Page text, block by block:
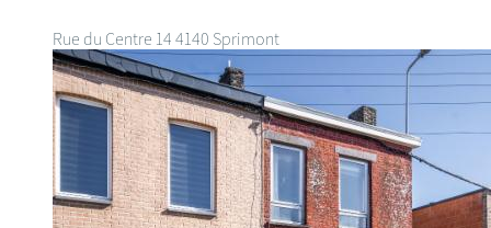
Rue du Centre 14 4140 Sprimont